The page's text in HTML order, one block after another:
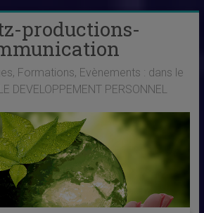
productions-
Formations, Evènements : dans le
DEVELOPPEMENT PERSONNEL